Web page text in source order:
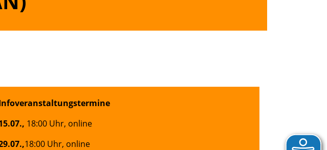
18:00 Uhr, online
18:00 Uhr, online